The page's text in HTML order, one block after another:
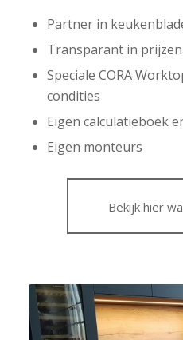
Partner in
Transparant in prijzen
Speciale CORA
condities
Eigen calculatieboek
Eigen monteurs
Bekijk hier